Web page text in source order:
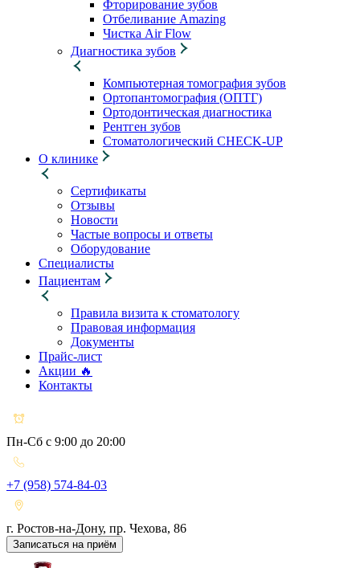
Фторирование зубов
Отбеливание Amazing
Чистка Air Flow
Диагностика зубов
Компьютерная томография зубов
Ортопантомография (ОПТГ)
Ортодонтическая диагностика
Рентген зубов
Стоматологический CHECK-UP
О клинике
Сертификаты
Отзывы
Новости
Частые вопросы и ответы
Оборудование
Специалисты
Пациентам
Правила визита к стоматологу
Правовая информация
Документы
Прайс-лист
Акции 🔥
Контакты
Пн-Сб с 9:00 до 20:00
+7 (958) 574-84-03
г. Ростов-на-Дону, пр. Чехова, 86
Записаться на приём